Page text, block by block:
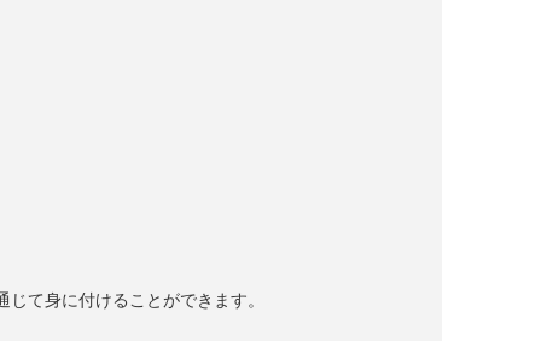
て身に付けることができます。